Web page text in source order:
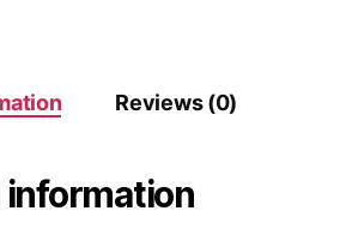
Reviews (0)